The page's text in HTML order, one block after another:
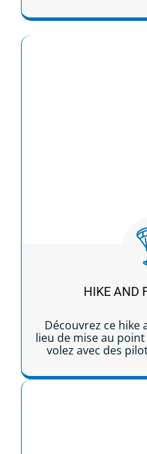
HIKE AND
Découvrez ce hike
lieu de mise au
volez avec des